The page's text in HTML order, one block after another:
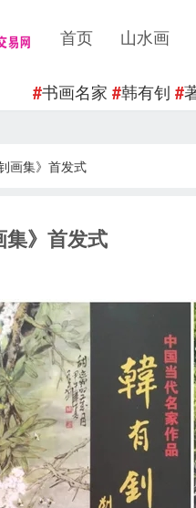
首页 山水画
#书画名家 #韩有钊 #
画集》首发式
》首发式